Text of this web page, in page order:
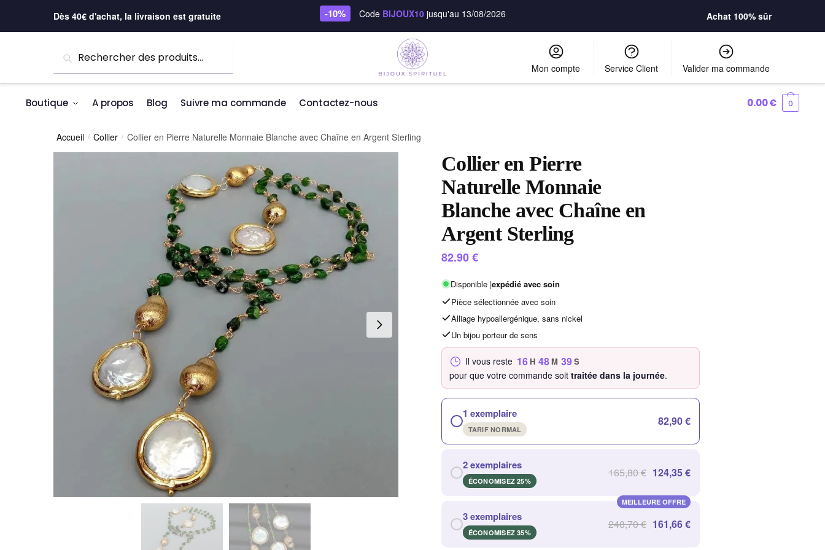
Dès 40€ d'achat, la livraison est gratuite -10% Code BIJOUX10jusqu'au 13/08/2026 Achat 100% sûr
Recherche
Mon compte Service Client Valider ma commande
Boutique A propos Blog Suivre ma commande Contactez-nous 0.00€ 0
Accueil / Collier / Collier en Pierre Naturelle Monnaie Blanche avec Chaîne en Argent Sterling
Collier en Pierre
Naturelle Monnaie
Blanche avec Chaîne en
Argent Sterling
82.90€
Disponible |expédié avec soin
Pièce sélectionnée avec soin
Alliage hypoallergénique, sans nickel
Un bijou porteur de sens
Il vous reste 16 H 48M 38S
pour que votre commande soit traitée dans la journée.
1 exemplaire
TARIF NORMAL
82,90 €
2 exemplaires
ÉCONOMISEZ 25%
165,80 € 124,35 €
MEILLEURE OFFRE
3 exemplaires
ÉCONOMISEZ 35%
248,70 € 161,66 €